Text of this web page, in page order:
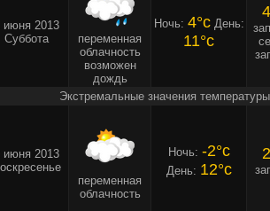
июня 2013
Суббота
переменная
облачность
возможен
дождь
Ночь: 4°cДень:
11°c
Экстремальные значения
июня 2013
переменная
облачность
Ночь: -2°c
День: 12°c